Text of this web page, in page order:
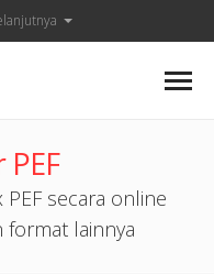
secara online
format lainnya